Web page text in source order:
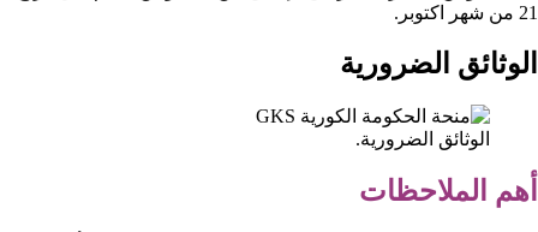
21 من شهر اكتوبر.
الوثائق الضرورية
الوثائق الضرورية.
أهم الملاحظات